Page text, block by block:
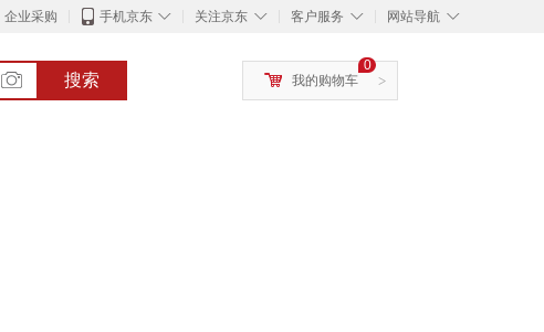
企业采购 ◇
手机京东 ◇
关注京东 ◇
客户服务 ◇
网站导航
搜索 >
0
我的购物车